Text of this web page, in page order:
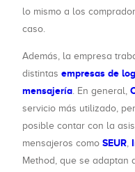
lo mismo a los
caso.
Además, la empresa
distintas empresas de
mensajería. En general,
servicio más utilizado,
posible contar con la
mensajeros como SEUR,
Method, que se adaptan